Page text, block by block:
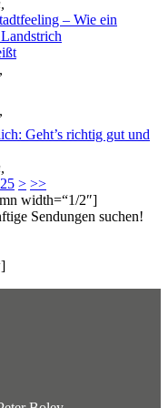
– Wie ein
Geht’s richtig gut und
25 > >>
width=“1/2″]
Sendungen suchen!